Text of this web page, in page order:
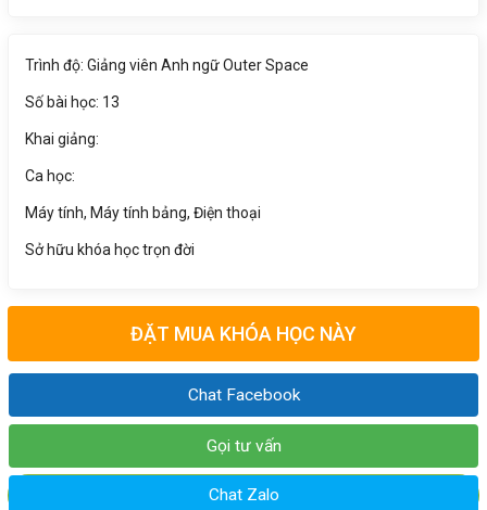
Trình độ: Giảng viên Anh ngữ Outer Space
Số bài học: 13
Khai giảng:
Ca học:
Máy tính, Máy tính bảng, Điện thoại
Sở hữu khóa học trọn đời
ĐẶT MUA KHÓA HỌC NÀY
Chat Facebook
Gọi tư vấn
Chat Zalo